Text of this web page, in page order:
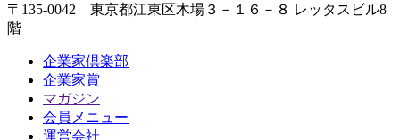
〒135-0042 東京都江東区木場３－１６－８ レッタスビル8
階
企業家倶楽部
企業家賞
マガジン
会員メニュー
運営会社